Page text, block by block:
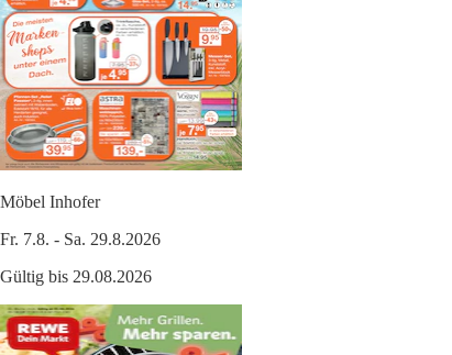
Möbel Inhofer
Fr. 7.8. - Sa. 29.8.2026
Gültig bis 29.08.2026